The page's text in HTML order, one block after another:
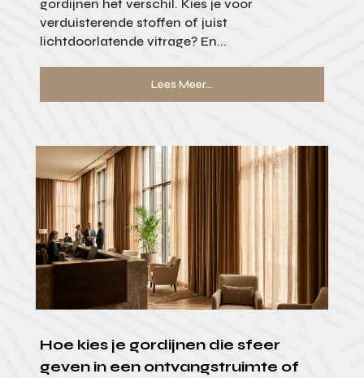
gordijnen het verschil. Kies je voor
verduisterende stoffen of juist
lichtdoorlatende vitrage? En...
Lees Meer...
Hoe kies je gordijnen die sfeer
geven in een ontvangstruimte of